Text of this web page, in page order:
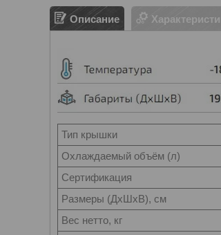
Описание
Тип крышки
Охлаждаемый объём (л)
Сертификация
Размеры (ДхШхВ), см
Вес нетто, кг